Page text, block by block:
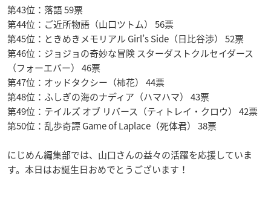
第43位：落語 59票
第44位：ご近所物語（山口ツトム） 56票
第45位：ときめきメモリアル Girl’s Side（日比谷渉） 52票
第46位：ジョジョの奇妙な冒険 スターダストクルセイダース
（フォーエバー） 46票
第47位：オッドタクシー（柿花） 44票
第48位：ふしぎの海のナディア（ハマハマ） 43票
第49位：テイルズ オブ リバース（ティトレイ・クロウ） 42票
第50位：乱歩奇譚 Game of Laplace（死体君） 38票
にじめん編集部では、山口さんの益々の活躍を応援していま
す。本日はお誕生日おめでとうございます！